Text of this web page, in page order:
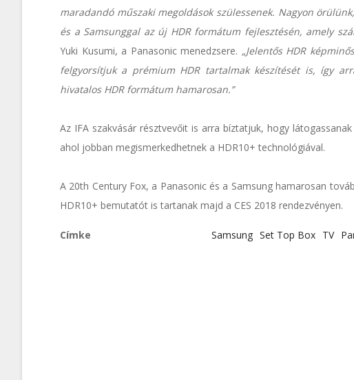
maradandó műszaki megoldások szülessenek. Nagyon
és a Samsunggal az új HDR formátum fejlesztésén, amely
Yuki Kusumi, a Panasonic menedzsere. „Jelentős HDR
felgyorsítjuk a prémium HDR tartalmak készítését is, így
hivatalos HDR formátum hamarosan.”
Az IFA szakvásár résztvevőit is arra bíztatjuk, hogy
ahol jobban megismerkedhetnek a HDR10+ technológiával.
A 20th Century Fox, a Panasonic és a Samsung hamarosan
HDR10+ bemutatót is tartanak majd a CES 2018 rendezvényen.
Címke Samsung Set Top Box TV